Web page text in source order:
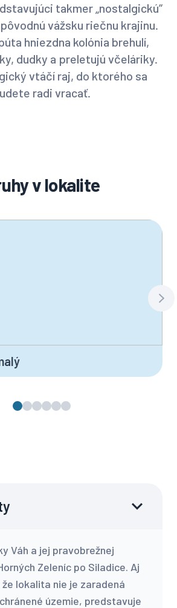
takmer „nostalgickú“
vážsku riečnu krajinu.
hniezdna kolónia brehulí,
dudky a preletujú včeláriky.
vtáčí raj, do ktorého sa
radi vracať.
v lokalite
Váh a jej pravobrežnej
Zeleníc po Siladice. Aj
lokalita nie je zaradená
územie, predstavuje